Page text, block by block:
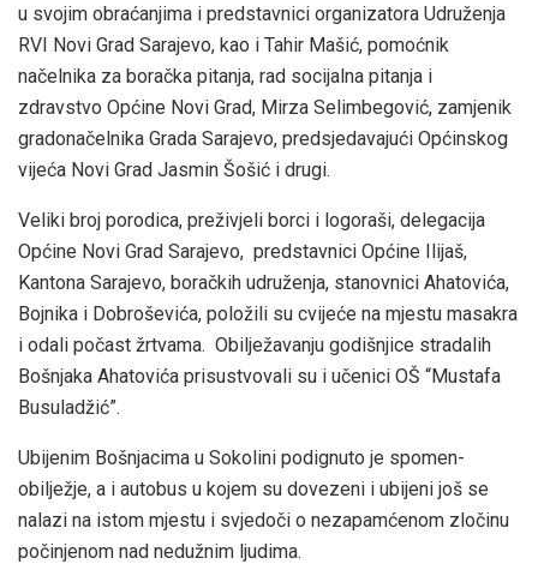
u svojim obraćanjima i predstavnici organizatora Udruženja
RVI Novi Grad Sarajevo, kao i Tahir Mašić, pomoćnik
načelnika za boračka pitanja, rad socijalna pitanja i
zdravstvo Općine Novi Grad, Mirza Selimbegović, zamjenik
gradonačelnika Grada Sarajevo, predsjedavajući Općinskog
vijeća Novi Grad Jasmin Šošić i drugi.
Veliki broj porodica, preživjeli borci i logoraši, delegacija
Općine Novi Grad Sarajevo, predstavnici Općine Ilijaš,
Kantona Sarajevo, boračkih udruženja, stanovnici Ahatovića,
Bojnika i Dobroševića, položili su cvijeće na mjestu masakra
i odali počast žrtvama. Obilježavanju godišnjice stradalih
Bošnjaka Ahatovića prisustvovali su i učenici OŠ “Mustafa
Busuladžić”.
Ubijenim Bošnjacima u Sokolini podignuto je spomen-
obilježje, a i autobus u kojem su dovezeni i ubijeni još se
nalazi na istom mjestu i svjedoči o nezapamćenom zločinu
počinjenom nad nedužnim ljudima.